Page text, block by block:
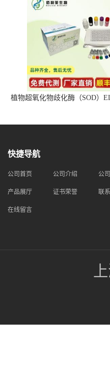
植物超氧化物歧化酶（SOD）
快捷导航
公司首页 公司介绍 公
产品展厅 证书荣誉 联
在线留言